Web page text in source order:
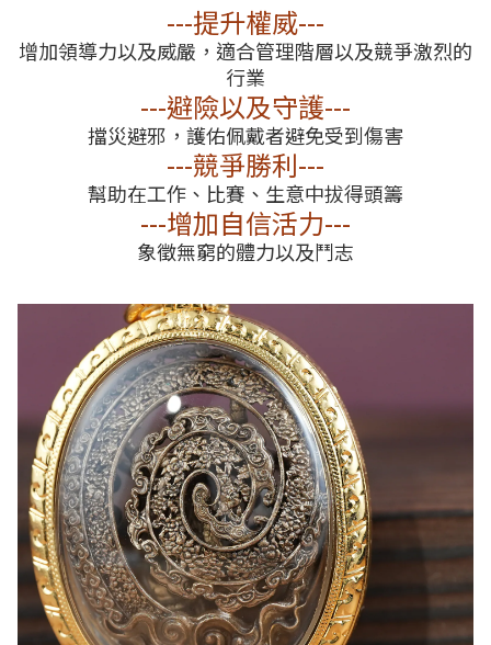
---提升權威---
增加領導力以及威嚴，適合管理階層以及競爭激烈的
行業
---避險以及守護---
擋災避邪，護佑佩戴者避免受到傷害
---競爭勝利---
幫助在工作、比賽、生意中拔得頭籌
---增加自信活力---
象徵無窮的體力以及鬥志